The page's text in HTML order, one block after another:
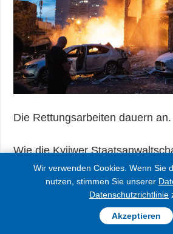
Die Rettungsarbeiten dauern an.
Wie die Kyjiwer
befindet sich unter den 19
Junge. 58 Menschen wurden
sechs Kinder und ein 17-jähriger
Wir verwenden Cookies. Wenn Sie
nutzen, stimmen Sie unserer
Datenschutzrichtlinie
Akzeptieren